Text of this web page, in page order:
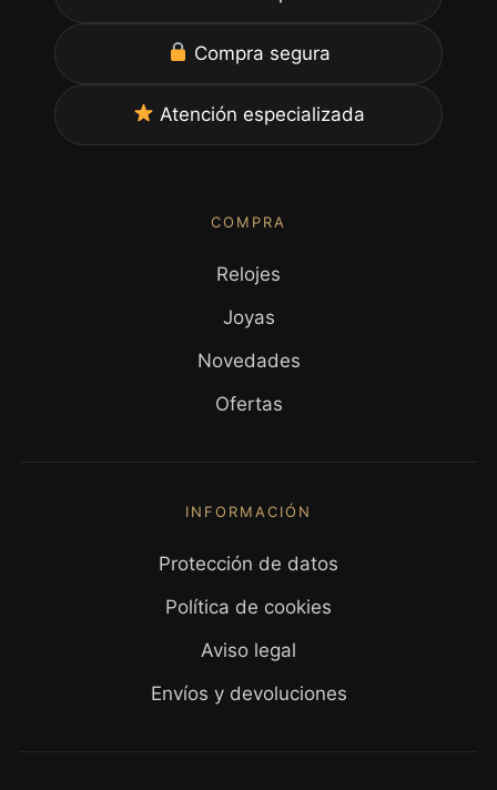
Compra segura
Atención especializada
COMPRA
Relojes
Joyas
Novedades
Ofertas
INFORMACIÓN
Protección de datos
Política de cookies
Aviso legal
Envíos y devoluciones